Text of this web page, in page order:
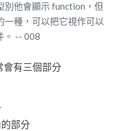
別他會顯示 function，但
一種，可以把它視作可以
。 -- 008
會有三個部分
部分